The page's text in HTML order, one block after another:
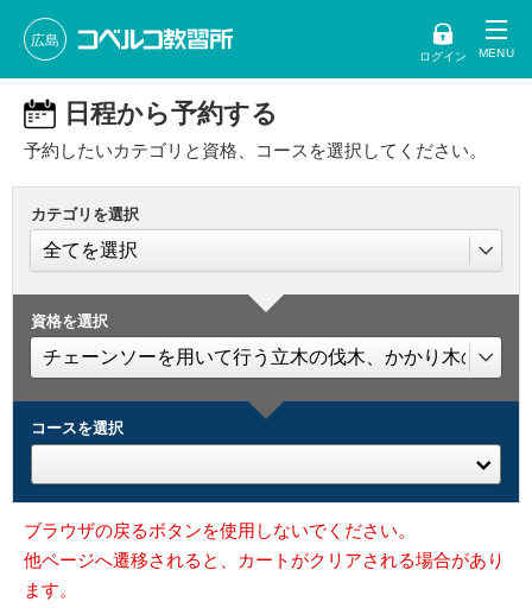
広島
ログイン
日程から予約する
予約したいカテゴリと資格、コースを選択してください。
カテゴリを選択
資格を選択
コースを選択
ブラウザの戻るボタンを使用しないでください。
他ページへ遷移されると、カートがクリアされる場合があり
ます。